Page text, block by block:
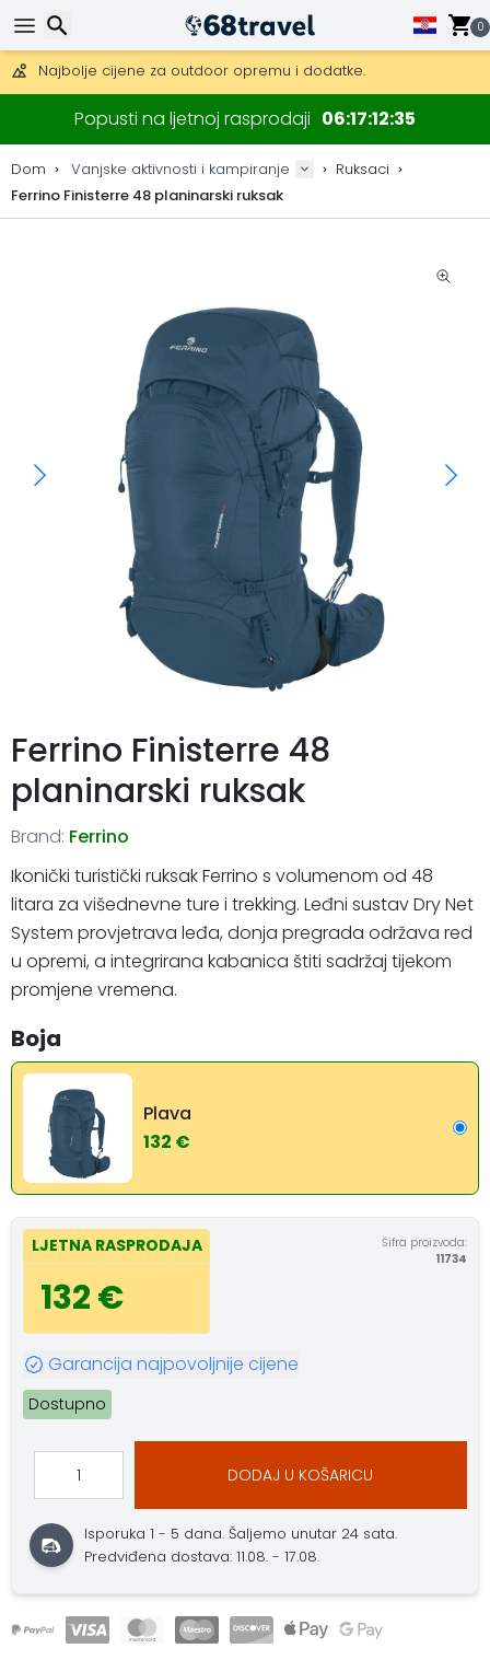
0
Besplatna dostava za narudžbe iznad 149 €.
Mogućnost slanja DHL Expressom (dostava unutar 24 sata)
30 dana za povrat, 90 dana za drvene karte i dekoracije.
Popusti na ljetnoj rasprodaji 06171234
Dom Vanjske aktivnosti i kampiranje
Ruksaci
Ferrino Finisterre 48 planinarski ruksak
Ferrino Finisterre 48
planinarski ruksak
Brand: Ferrino
Ikonički turistički ruksak Ferrino s volumenom od 48
litara za višednevne ture i trekking. Leđni sustav Dry Net
System provjetrava leđa, donja pregrada održava red
u opremi, a integrirana kabanica štiti sadržaj tijekom
promjene vremena.
Boja
Plava
132 €
LJETNA RASPRODAJA
132 €
Šifra proizvoda:
11734
Garancija najpovoljnije cijene
Dostupno
DODAJ U KOŠARICU
Isporuka 1 - 5 dana.Šaljemo unutar 24 sata.
Predviđena dostava: 11.08. - 17.08.
Traži